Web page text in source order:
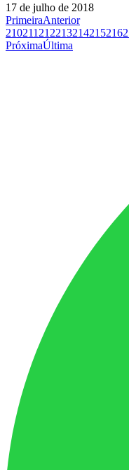
17 de julho de 2018
PrimeiraAnterior
210211 212213214215216
PróximaÚltima